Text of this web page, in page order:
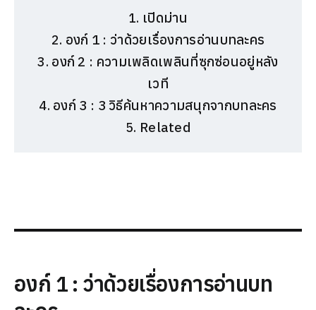
เปิดม่าน
องก์ 1 : ว่าด้วยเรื่องการอ่านบทละคร
องก์ 2 : ความเพลิดเพลินที่ซุกซ่อนอยู่หลัง
เวที
องก์ 3 : 3 วิธีค้นหาความสนุกจากบทละคร
Related
องก์ 1 : ว่าด้วยเรื่องการอ่านบท